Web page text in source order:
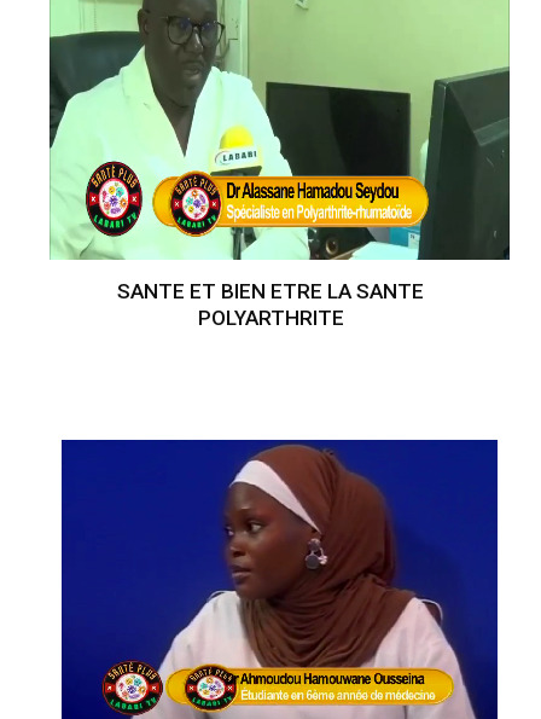
SANTE ET BIEN ETRE LA SANTE
POLYARTHRITE